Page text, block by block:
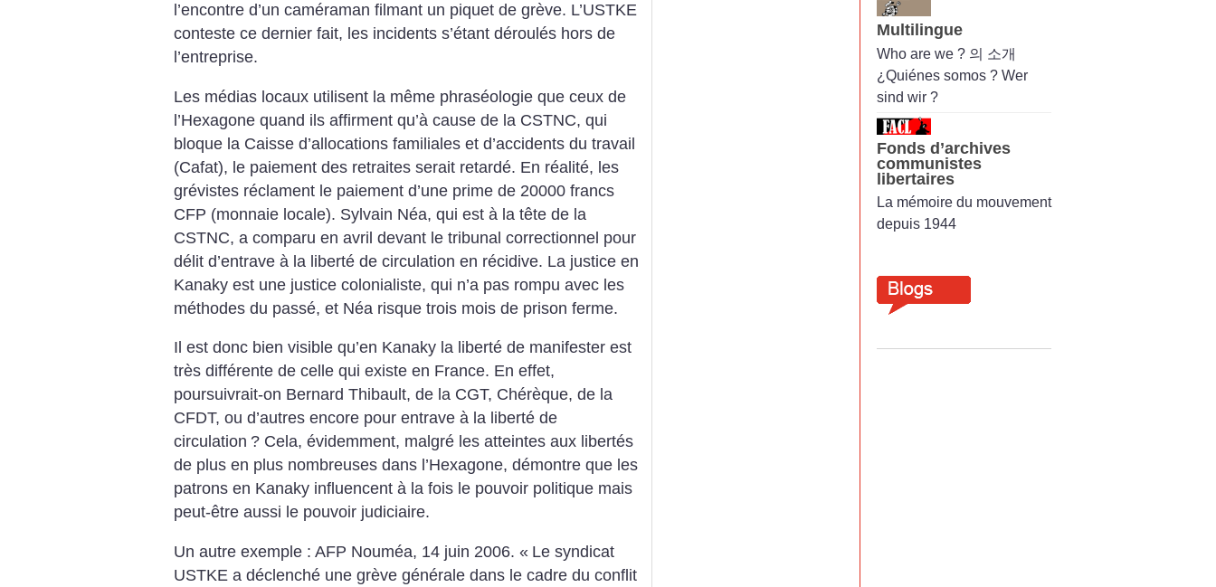
l’encontre d’un caméraman filmant un piquet de grève. L’USTKE
conteste ce dernier fait, les incidents s’étant déroulés hors de
l’entreprise.
Les médias locaux utilisent la même phraséologie que ceux de
l’Hexagone quand ils affirment qu’à cause de la CSTNC, qui
bloque la Caisse d’allocations familiales et d’accidents du travail
(Cafat), le paiement des retraites serait retardé. En réalité, les
grévistes réclament le paiement d’une prime de 20000 francs
CFP (monnaie locale). Sylvain Néa, qui est à la tête de la
CSTNC, a comparu en avril devant le tribunal correctionnel pour
délit d’entrave à la liberté de circulation en récidive. La justice en
Kanaky est une justice colonialiste, qui n’a pas rompu avec les
méthodes du passé, et Néa risque trois mois de prison ferme.
Il est donc bien visible qu’en Kanaky la liberté de manifester est
très différente de celle qui existe en France. En effet,
poursuivrait-on Bernard Thibault, de la CGT, Chérèque, de la
CFDT, ou d’autres encore pour entrave à la liberté de
circulation ? Cela, évidemment, malgré les atteintes aux libertés
de plus en plus nombreuses dans l’Hexagone, démontre que les
patrons en Kanaky influencent à la fois le pouvoir politique mais
peut-être aussi le pouvoir judiciaire.
Un autre exemple : AFP Nouméa, 14 juin 2006. « Le syndicat
USTKE a déclenché une grève générale dans le cadre du conflit
Multilingue
Who are we ? 의 소개
¿Quiénes somos ? Wer
sind wir ?
Fonds d’archives
communistes
libertaires
La mémoire du mouvement
depuis 1944